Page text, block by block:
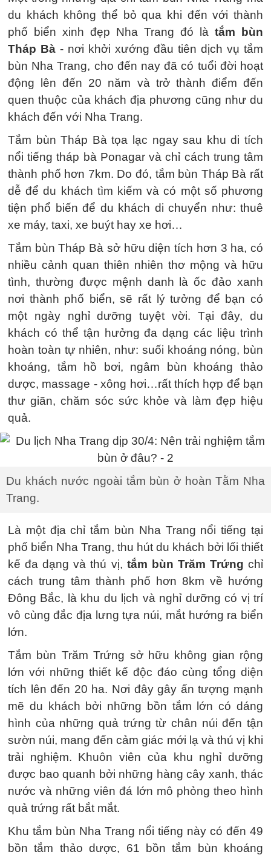
du khách không thể bỏ qua khi đến với thành
phố biển xinh đẹp Nha Trang đó là tắm bùn
Tháp Bà - nơi khởi xướng đầu tiên dịch vụ tắm
bùn Nha Trang, cho đến nay đã có tuổi đời hoạt
động lên đến 20 năm và trở thành điểm đến
quen thuộc của khách địa phương cũng như du
khách đến với Nha Trang.
Tắm bùn Tháp Bà tọa lạc ngay sau khu di tích
nổi tiếng tháp bà Ponagar và chỉ cách trung tâm
thành phố hơn 7km. Do đó, tắm bùn Tháp Bà rất
dễ để du khách tìm kiếm và có một số phương
tiện phổ biến để du khách di chuyển như: thuê
xe máy, taxi, xe buýt hay xe hơi…
Tắm bùn Tháp Bà sở hữu diện tích hơn 3 ha, có
nhiều cảnh quan thiên nhiên thơ mộng và hữu
tình, thường được mệnh danh là ốc đảo xanh
nơi thành phố biển, sẽ rất lý tưởng để bạn có
một ngày nghỉ dưỡng tuyệt vời. Tại đây, du
khách có thể tận hưởng đa dạng các liệu trình
hoàn toàn tự nhiên, như: suối khoáng nóng, bùn
khoáng, tắm hồ bơi, ngâm bùn khoáng thảo
dược, massage - xông hơi…rất thích hợp để bạn
thư giãn, chăm sóc sức khỏe và làm đẹp hiệu
quả.
Du khách nước ngoài tắm bùn ở hoàn Tằm Nha
Trang.
Là một địa chỉ tắm bùn Nha Trang nổi tiếng tại
phố biển Nha Trang, thu hút du khách bởi lối thiết
kế đa dạng và thú vị, tắm bùn Trăm Trứng chỉ
cách trung tâm thành phố hơn 8km về hướng
Đông Bắc, là khu du lịch và nghỉ dưỡng có vị trí
vô cùng đắc địa lưng tựa núi, mắt hướng ra biển
lớn.
Tắm bùn Trăm Trứng sở hữu không gian rộng
lớn với những thiết kế độc đáo cùng tổng diện
tích lên đến 20 ha. Nơi đây gây ấn tượng mạnh
mẽ du khách bởi những bồn tắm lớn có dáng
hình của những quả trứng từ chân núi đến tận
sườn núi, mang đến cảm giác mới lạ và thú vị khi
trải nghiệm. Khuôn viên của khu nghỉ dưỡng
được bao quanh bởi những hàng cây xanh, thác
nước và những viên đá lớn mô phỏng theo hình
quả trứng rất bắt mắt.
Khu tắm bùn Nha Trang nổi tiếng này có đến 49
bồn tắm thảo dược, 61 bồn tắm bùn khoáng